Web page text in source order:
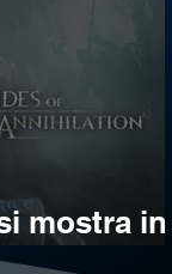
mostra in
quinte